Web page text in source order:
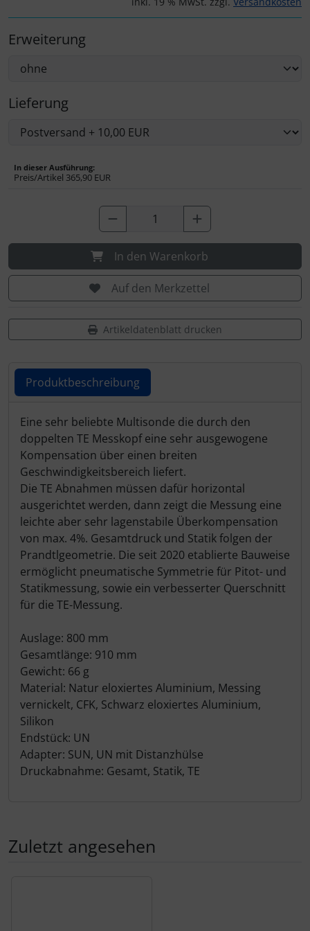
Erweiterung
Lieferung
In dieser Ausführung:
Preis/Artikel 365,90 EUR
In den Warenkorb
Auf den Merkzettel
Artikeldatenblatt drucken
Produktbeschreibung
Produktbeschreibung
Eine sehr beliebte Multisonde die durch den
doppelten TE Messkopf eine sehr ausgewogene
Kompensation über einen breiten
Geschwindigkeitsbereich liefert.
Die TE Abnahmen müssen dafür horizontal
ausgerichtet werden, dann zeigt die Messung eine
leichte aber sehr lagenstabile Überkompensation
von max. 4%. Gesamtdruck und Statik folgen der
Prandtlgeometrie. Die seit 2020 etablierte Bauweise
ermöglicht pneumatische Symmetrie für Pitot- und
Statikmessung, sowie ein verbesserter Querschnitt
für die TE-Messung.
Auslage: 800 mm
Gesamtlänge: 910 mm
Gewicht: 66 g
Material: Natur eloxiertes Aluminium, Messing
vernickelt, CFK, Schwarz eloxiertes Aluminium,
Silikon
Endstück: UN
Adapter: SUN, UN mit Distanzhülse
Druckabnahme: Gesamt, Statik, TE
Zuletzt angesehen
Schlüsselanhänger
Schmuck
Taschen
3D Reliefkarten